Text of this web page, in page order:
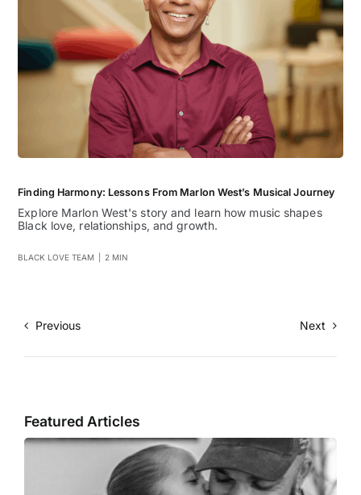
Finding Harmony: Lessons From Marlon West’s Musical Journey
Explore Marlon West's story and learn how music shapes
Black love, relationships, and growth.
BLACK LOVE TEAM 2 MIN
Previous Next
Featured Articles